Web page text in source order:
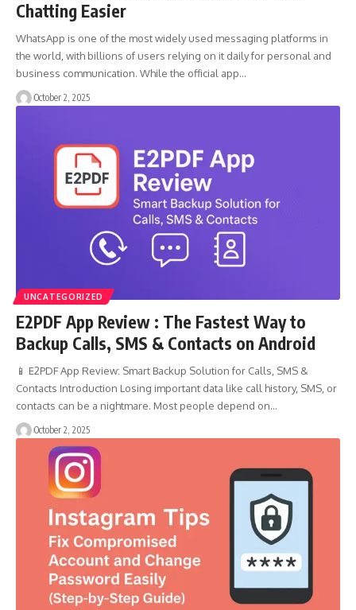
Chatting Easier
WhatsApp is one of the most widely used messaging platforms in
the world, with billions of users relying on it daily for personal and
business communication. While the official app…
October 2, 2025
UNCATEGORIZED
E2PDF App Review : The Fastest Way to
Backup Calls, SMS & Contacts on Android
📱 E2PDF App Review: Smart Backup Solution for Calls, SMS &
Contacts Introduction Losing important data like call history, SMS, or
contacts can be a nightmare. Most people depend on…
October 2, 2025